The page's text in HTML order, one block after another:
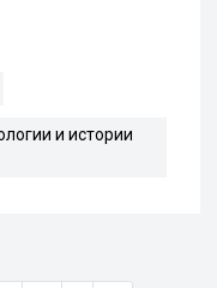
и истории